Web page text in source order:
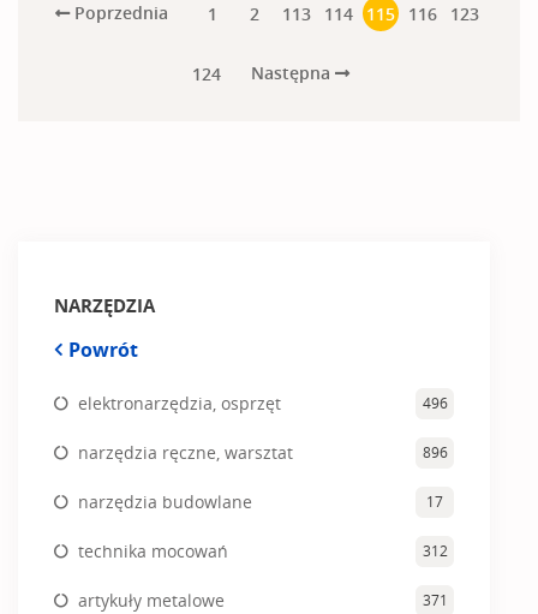
NARZĘDZIA
Powrót
elektronarzędzia, osprzęt 496
narzędzia ręczne, warsztat 896
narzędzia budowlane 17
technika mocowań 312
artykuły metalowe 371
Poprzednia 1 2 113 114 115 116 123
124 Następna